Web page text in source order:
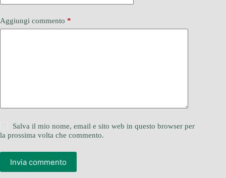
Aggiungi commento *
Salva il mio nome, email e sito web in questo browser per
la prossima volta che commento.
Invia commento